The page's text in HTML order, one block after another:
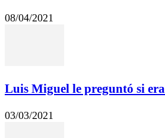
08/04/2021
Luis Miguel le preguntó si
03/03/2021